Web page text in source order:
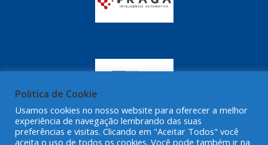
Politica de Cookie
Usamos cookies no nosso website para oferecer a melhor
experiência de navegação lembrando das suas
preferências e visitas. Clicando em "Aceitar Todos" você
aceita o uso de todos os cookies. Você pode também ir na